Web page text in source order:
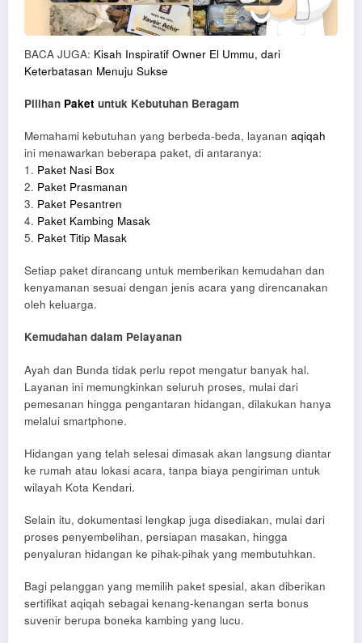
BACA JUGA: Kisah Inspiratif Owner El Ummu, dari
Keterbatasan Menuju Sukse
Pilihan Paket untuk Kebutuhan Beragam
Memahami kebutuhan yang berbeda-beda, layanan aqiqah
ini menawarkan beberapa paket, di antaranya:
1. Paket Nasi Box
2. Paket Prasmanan
3. Paket Pesantren
4. Paket Kambing Masak
5. Paket Titip Masak
Setiap paket dirancang untuk memberikan kemudahan dan
kenyamanan sesuai dengan jenis acara yang direncanakan
oleh keluarga.
Kemudahan dalam Pelayanan
Ayah dan Bunda tidak perlu repot mengatur banyak hal.
Layanan ini memungkinkan seluruh proses, mulai dari
pemesanan hingga pengantaran hidangan, dilakukan hanya
melalui smartphone.
Hidangan yang telah selesai dimasak akan langsung diantar
ke rumah atau lokasi acara, tanpa biaya pengiriman untuk
wilayah Kota Kendari.
Selain itu, dokumentasi lengkap juga disediakan, mulai dari
proses penyembelihan, persiapan masakan, hingga
penyaluran hidangan ke pihak-pihak yang membutuhkan.
Bagi pelanggan yang memilih paket spesial, akan diberikan
sertifikat aqiqah sebagai kenang-kenangan serta bonus
suvenir berupa boneka kambing yang lucu.